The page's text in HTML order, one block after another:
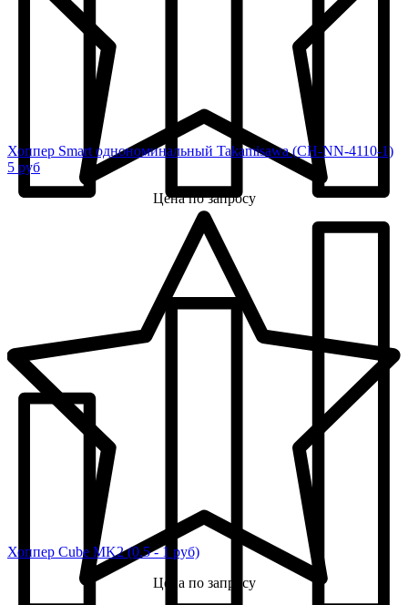
Хоппер Smart однономинальный Takamisawa (CH-NN-4110-1)
5 руб
Цена по запросу
Хоппер Cube MK2 (0.5 - 1 руб)
Цена по запросу